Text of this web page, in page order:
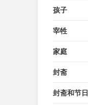
孩子
宰牲
家庭
封斋
封斋和节日